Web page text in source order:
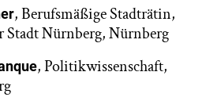
, Berufsmäßige Stadträtin,
Nürnberg, Nürnberg
, Politikwissenschaft,